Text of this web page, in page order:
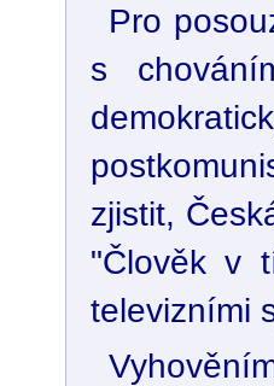
Pro
s
zjistit,
"Člověk v
televizními